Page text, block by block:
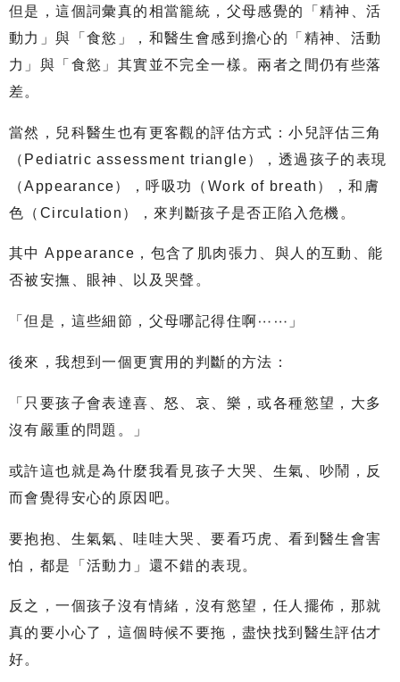
但是，這個詞彙真的相當籠統，父母感覺的「精神、活
動力」與「食慾」，和醫生會感到擔心的「精神、活動
力」與「食慾」其實並不完全一樣。兩者之間仍有些落
差。
當然，兒科醫生也有更客觀的評估方式：小兒評估三角
（Pediatric assessment triangle），透過孩子的表現
（Appearance），呼吸功（Work of breath），和膚
色（Circulation），來判斷孩子是否正陷入危機。
其中 Appearance，包含了肌肉張力、與人的互動、能
否被安撫、眼神、以及哭聲。
「但是，這些細節，父母哪記得住啊⋯⋯」
後來，我想到一個更實用的判斷的方法：
「只要孩子會表達喜、怒、哀、樂，或各種慾望，大多
沒有嚴重的問題。」
或許這也就是為什麼我看見孩子大哭、生氣、吵鬧，反
而會覺得安心的原因吧。
要抱抱、生氣氣、哇哇大哭、要看巧虎、看到醫生會害
怕，都是「活動力」還不錯的表現。
反之，一個孩子沒有情緒，沒有慾望，任人擺佈，那就
真的要小心了，這個時候不要拖，盡快找到醫生評估才
好。